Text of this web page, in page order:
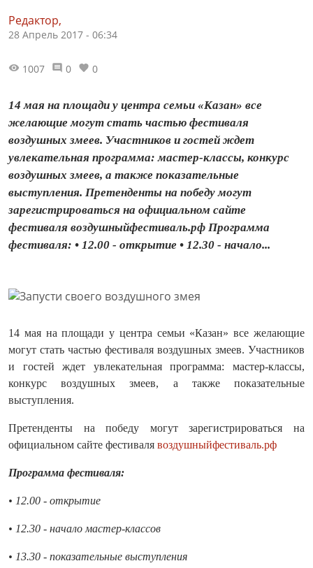
Редактор,
28 Апрель 2017 - 06:34
1007 0 0
14 мая на площади у центра семьи «Казан» все
желающие могут стать частью фестиваля
воздушных змеев. Участников и гостей ждет
увлекательная программа: мастер-классы, конкурс
воздушных змеев, а также показательные
выступления. Претенденты на победу могут
зарегистрироваться на официальном сайте
фестиваля воздушныйфестиваль.рф Программа
фестиваля: • 12.00 - открытие • 12.30 - начало...
14 мая на площади у центра семьи «Казан» все желающие
могут стать частью фестиваля воздушных змеев. Участников
и гостей ждет увлекательная программа: мастер-классы,
конкурс воздушных змеев, а также показательные
выступления.
Претенденты на победу могут зарегистрироваться на
официальном сайте фестиваля воздушныйфестиваль.рф
Программа фестиваля:
• 12.00 - открытие
• 12.30 - начало мастер-классов
• 13.30 - показательные выступления